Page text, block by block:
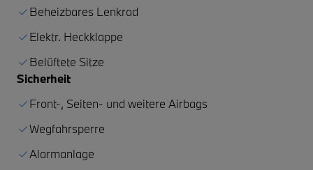
Beheizbares Lenkrad
Elektr. Heckklappe
Belüftete Sitze
Sicherheit
Front-, Seiten- und weitere Airbags
Wegfahrsperre
Alarmanlage